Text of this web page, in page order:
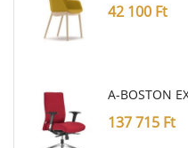
42 100 Ft
A-BOSTON
137 715 Ft